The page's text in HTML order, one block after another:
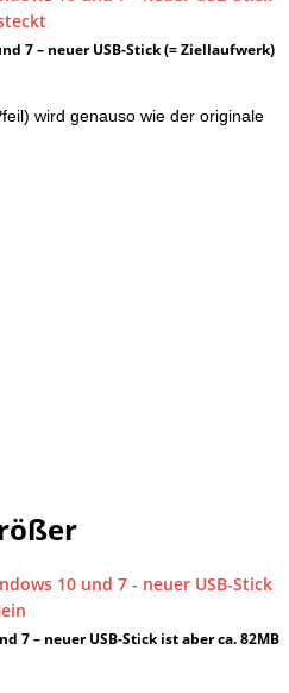
7 – neuer USB-Stick (= Ziellaufwerk)
wird genauso wie der originale
7 – neuer USB-Stick ist aber ca. 82MB